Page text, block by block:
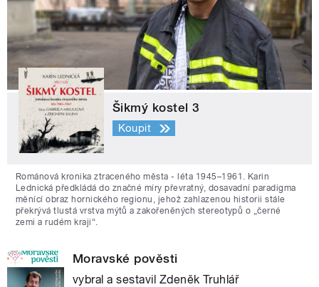
Šikmý kostel 3
Koupit
Románová kronika ztraceného města - léta 1945–1961. Karin
Lednická předkládá do značné míry převratný, dosavadní paradigma
měnící obraz hornického regionu, jehož zahlazenou historii stále
překrývá tlustá vrstva mýtů a zakořeněných stereotypů o „černé
zemi a rudém kraji“.
Moravské pověsti
vybral a sestavil Zdeněk Truhlář